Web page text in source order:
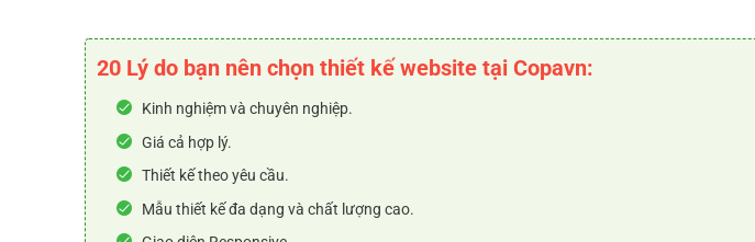
20 Lý do bạn nên chọn thiết kế website tại Copavn:
Kinh nghiệm và chuyên nghiệp.
Giá cả hợp lý.
Thiết kế theo yêu cầu.
Mẫu thiết kế đa dạng và chất lượng cao.